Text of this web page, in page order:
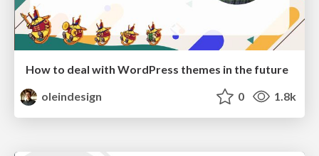
How to deal with WordPress themes in the future
oleindesign
0 1.8k